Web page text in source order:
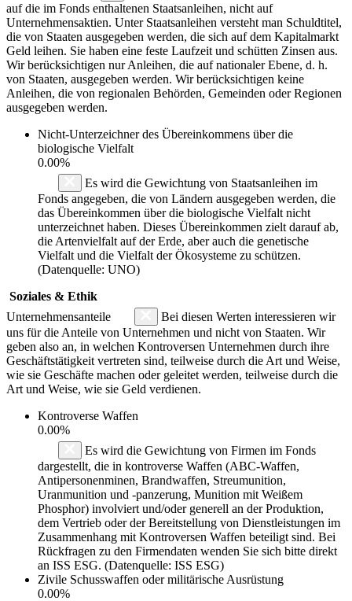
auf die im Fonds enthaltenen Staatsanleihen, nicht auf
Unternehmensaktien. Unter Staatsanleihen versteht man Schuldtitel,
die von Staaten ausgegeben werden, die sich auf dem Kapitalmarkt
Geld leihen. Sie haben eine feste Laufzeit und schütten Zinsen aus.
Wir berücksichtigen nur Anleihen, die auf nationaler Ebene, d. h.
von Staaten, ausgegeben werden. Wir berücksichtigen keine
Anleihen, die von regionalen Behörden, Gemeinden oder Regionen
ausgegeben werden.
Nicht-Unterzeichner des Übereinkommens über die
biologische Vielfalt
0.00%
Es wird die Gewichtung von Staatsanleihen im
Fonds angegeben, die von Ländern ausgegeben werden, die
das Übereinkommen über die biologische Vielfalt nicht
unterzeichnet haben. Dieses Übereinkommen zielt darauf ab,
die Artenvielfalt auf der Erde, aber auch die genetische
Vielfalt und die Vielfalt der Ökosysteme zu schützen.
(Datenquelle: UNO)
Soziales & Ethik
Unternehmensanteile
Bei diesen Werten interessieren wir
uns für die Anteile von Unternehmen und nicht von Staaten. Wir
geben also an, in welchen Kontroversen Unternehmen durch ihre
Geschäftstätigkeit vertreten sind, teilweise durch die Art und Weise,
wie sie Geschäfte machen oder geleitet werden, teilweise durch die
Art und Weise, wie sie Geld verdienen.
Kontroverse Waffen
0.00%
Es wird die Gewichtung von Firmen im Fonds
dargestellt, die in kontroverse Waffen (ABC-Waffen,
Antipersonenminen, Brandwaffen, Streumunition,
Uranmunition und -panzerung, Munition mit Weißem
Phosphor) involviert und/oder generell an der Produktion,
dem Vertrieb oder der Bereitstellung von Dienstleistungen im
Zusammenhang mit Kontroversen Waffen beteiligt sind. Bei
Rückfragen zu den Firmendaten wenden Sie sich bitte direkt
an ISS ESG. (Datenquelle: ISS ESG)
Zivile Schusswaffen oder militärische Ausrüstung
0.00%